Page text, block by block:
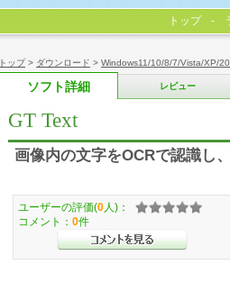
トップ> ダウンロード > Windows11/10/8/7/Vista/XP/
ソフト詳細 レビュー
GT Text
画像内の文字をOCRで認識し
ユーザーの評価(0 人)：
コメント： 0件
トップ